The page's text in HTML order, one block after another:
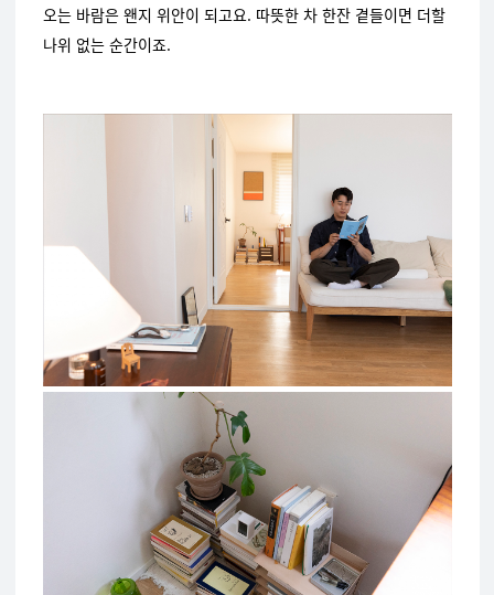
오는 바람은 왠지 위안이 되고요. 따뜻한 차 한잔 곁들이면 더할
나위 없는 순간이죠.